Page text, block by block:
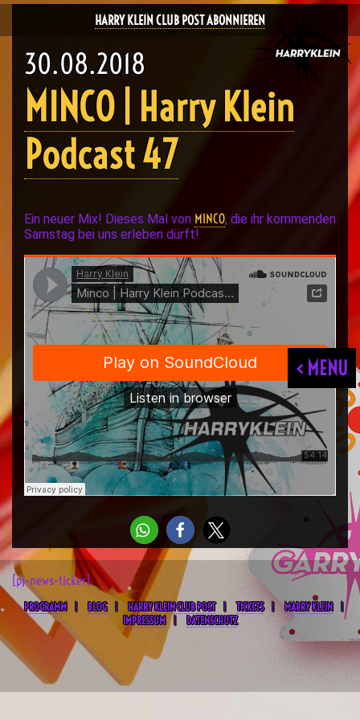
HARRY KLEIN CLUB POST ABONNIEREN
< MENU
30.08.2018
MINCO | Harry Klein
Podcast 47
Ein neuer Mix! Dieses Mal von MINCO, die ihr kommenden
Samstag bei uns erleben dürft!
[pj-news-ticker]
PROGRAMM BLOG HARRY KLEIN CLUB POST TICKETS
MARRY KLEIN
IMPRESSUM
DATENSCHUTZ